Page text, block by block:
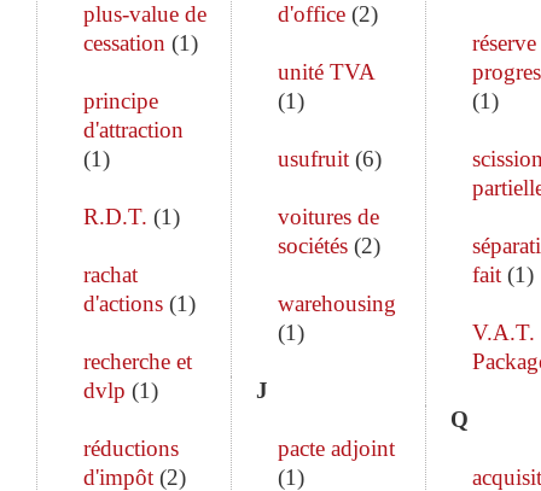
plus-value de
cessation (1)
principe
d'attraction
(1)
R.D.T. (1)
rachat
d'actions (1)
recherche et
dvlp (1)
réductions
d'impôt (2)
d'office(2)
unité TVA
(1)
usufruit(6)
voitures de
sociétés(2)
warehousing
(1)
J
pacte adjoint
(1)
(1)
fait(1)
V.A.T.
Q